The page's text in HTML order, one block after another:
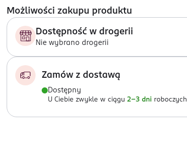
Możliwości zakupu produktu
Dostępność w drogerii
Nie wybrano drogerii
Zamów z dostawą
Dostępny
U Ciebie zwykle w ciągu 2-3 dni roboczych